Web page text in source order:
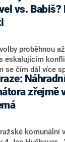
NEWS si
svého
pro
Označením
hodná. Decroix
koalice Spolu či
Kuby.
vs. Babiš?
proběhnou
eskalujícím
se čím dál více
mohla vyslat
Babiše (ANO). Jak
z roku 2023?
zřejmě
komunální